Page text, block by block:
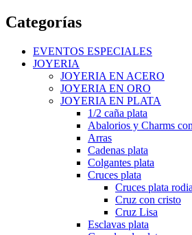
Categorías
EVENTOS ESPECIALES
JOYERIA
JOYERIA EN ACERO
JOYERIA EN ORO
JOYERIA EN PLATA
1/2 caña plata
Abalorios y Charms
Arras
Cadenas plata
Colgantes plata
Cruces plata
Cruces plata
Cruz con cristo
Cruz Lisa
Esclavas plata